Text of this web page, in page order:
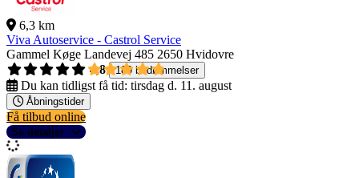
6,3 km
Viva Autoservice - Castrol Service
Gammel Køge Landevej 485 2650 Hvidovre
4,8
189 bedømmelser
Du kan tidligst få tid: tirsdag d. 11. august
Åbningstider
Få tilbud online
Se detaljer